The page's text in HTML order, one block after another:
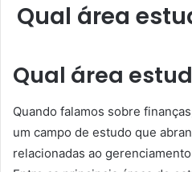
Qual área
Qual área
Quando falamos sobre
um campo de estudo que
relacionadas ao